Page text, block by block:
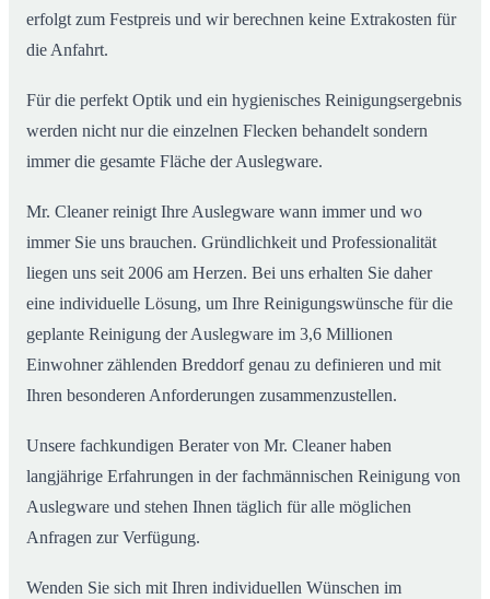
erfolgt zum Festpreis und wir berechnen keine Extrakosten für
die Anfahrt.
Für die perfekt Optik und ein hygienisches Reinigungsergebnis
werden nicht nur die einzelnen Flecken behandelt sondern
immer die gesamte Fläche der Auslegware.
Mr. Cleaner reinigt Ihre Auslegware wann immer und wo
immer Sie uns brauchen. Gründlichkeit und Professionalität
liegen uns seit 2006 am Herzen. Bei uns erhalten Sie daher
eine individuelle Lösung, um Ihre Reinigungswünsche für die
geplante Reinigung der Auslegware im 3,6 Millionen
Einwohner zählenden Breddorf genau zu definieren und mit
Ihren besonderen Anforderungen zusammenzustellen.
Unsere fachkundigen Berater von Mr. Cleaner haben
langjährige Erfahrungen in der fachmännischen Reinigung von
Auslegware und stehen Ihnen täglich für alle möglichen
Anfragen zur Verfügung.
Wenden Sie sich mit Ihren individuellen Wünschen im